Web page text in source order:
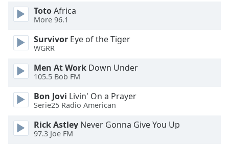
Fullscreen
This
modal
window.
dialog
window.
Escape
TotoAfrica
More 96.1
Survivor Eye of the Tiger
WGRR
Men At Work Down Under
105.5 Bob FM
Bon Jovi Livin' On a Prayer
Serie25 Radio American
Rick Astley Never Gonna Give You Up
97.3 Joe FM